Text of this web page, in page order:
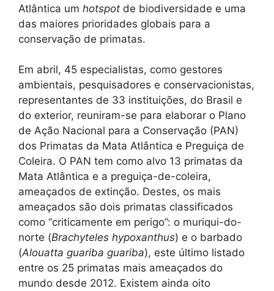
Atlântica um hotspot de biodiversidade e uma
das maiores prioridades globais para a
conservação de primatas.
Em abril, 45 especialistas, como gestores
ambientais, pesquisadores e conservacionistas,
representantes de 33 instituições, do Brasil e
do exterior, reuniram-se para elaborar o Plano
de Ação Nacional para a Conservação (PAN)
dos Primatas da Mata Atlântica e Preguiça de
Coleira. O PAN tem como alvo 13 primatas da
Mata Atlântica e a preguiça-de-coleira,
ameaçados de extinção. Destes, os mais
ameaçados são dois primatas classificados
como “criticamente em perigo”: o muriqui-do-
norte (Brachyteles hypoxanthus) e o barbado
(Alouatta guariba guariba), este último listado
entre os 25 primatas mais ameaçados do
mundo desde 2012. Existem ainda oito